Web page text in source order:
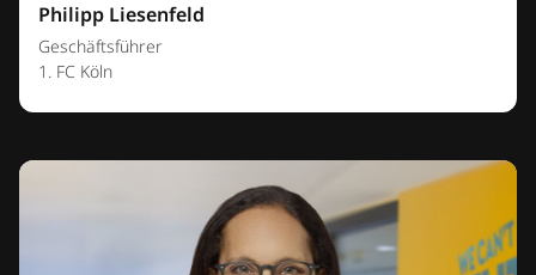
Philipp Liesenfeld
Geschäftsführer
1. FC Köln